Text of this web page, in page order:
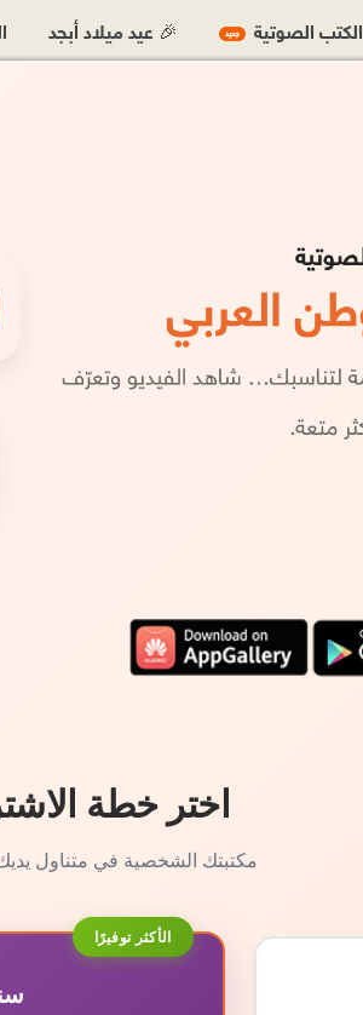
اختر خطة
مكتبتك الشخصية في متناول
الأكثر توفيرًا
الكتب الصوتية جديد 🎉 عيد ميلاد أبجد